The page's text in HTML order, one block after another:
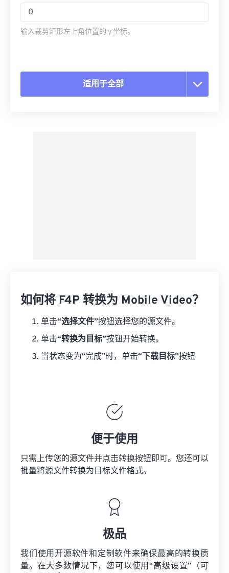
输入裁剪矩形左上角位置的 y 坐标。
适用于全部
如何将 F4P 转换为 Mobile Video？
单击“选择文件”按钮选择您的源文件。
单击“转换为目标”按钮开始转换。
当状态变为“完成”时，单击“下载目标”按钮
便于使用
只需上传您的源文件并点击转换按钮即可。您还可以
批量将源文件转换为目标文件格式。
极品
我们使用开源软件和定制软件来确保最高的转换质
量。在大多数情况下，您可以使用“高级设置”（可